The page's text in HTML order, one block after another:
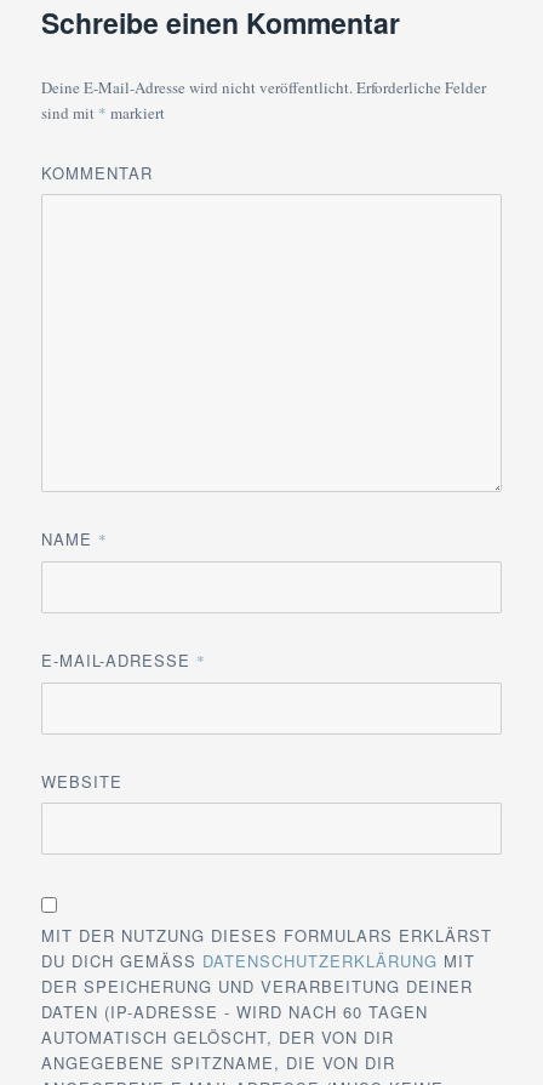
Schreibe einen Kommentar
Deine E-Mail-Adresse wird nicht veröffentlicht. Erforderliche Felder
sind mit * markiert
KOMMENTAR
NAME *
E-MAIL-ADRESSE *
WEBSITE
MIT DER NUTZUNG DIESES FORMULARS ERKLÄRST
DU DICH GEMÄSS DATENSCHUTZERKLÄRUNG MIT
DER SPEICHERUNG UND VERARBEITUNG DEINER
DATEN (IP-ADRESSE - WIRD NACH 60 TAGEN
AUTOMATISCH GELÖSCHT, DER VON DIR
ANGEGEBENE SPITZNAME, DIE VON DIR